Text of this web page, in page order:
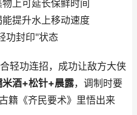
上可延长保鲜时间
提升水上移动速度
功封印"状态
轻功连招，成功让敌方大侠
米酒+松针+晨露，调制时要
籍《齐民要术》里悟出来